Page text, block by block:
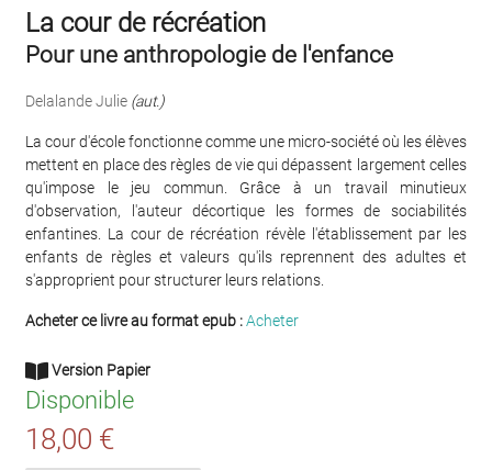
La cour de récréation
Pour une anthropologie de l'enfance
Delalande Julie (aut.)
La cour d'école fonctionne comme une micro-société où les élèves
mettent en place des règles de vie qui dépassent largement celles
qu'impose le jeu commun. Grâce à un travail minutieux
d'observation, l'auteur décortique les formes de sociabilités
enfantines. La cour de récréation révèle l'établissement par les
enfants de règles et valeurs qu'ils reprennent des adultes et
s'approprient pour structurer leurs relations.
Acheter ce livre au format epub :Acheter
Version Papier
Disponible
18,00 €